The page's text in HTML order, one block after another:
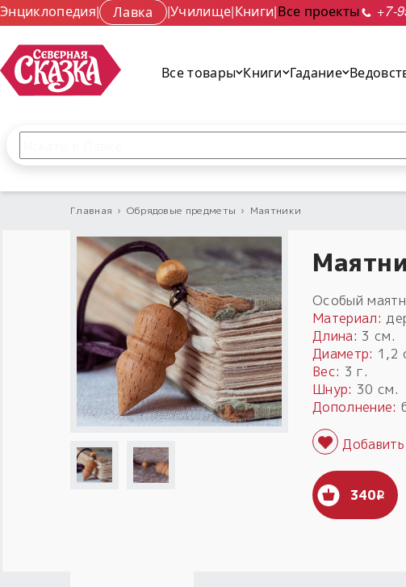
Энциклопедия| Лавка |Училище|Книги|Все проекты +7-
Все товары Книги Гадание
Главная › Обрядовые предметы › Маятники
Особый
Материал:
Длина: 3 см.
Диаметр: 1,2
Вес: 3 г.
Шнур: 30 см.
Дополнение:
340i